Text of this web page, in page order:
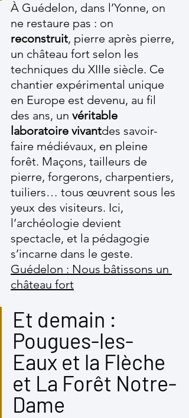
À Guédelon, dans l’Yonne, on
ne restaure pas : on
reconstruit, pierre après pierre,
un château fort selon les
techniques du XIIIe siècle. Ce
chantier expérimental unique
en Europe est devenu, au fil
des ans, un véritable
laboratoire vivantdes savoir-
faire médiévaux, en pleine
forêt. Maçons, tailleurs de
pierre, forgerons, charpentiers,
tuiliers… tous œuvrent sous les
yeux des visiteurs. Ici,
l’archéologie devient
spectacle, et la pédagogie
s’incarne dans le geste.
Guédelon : Nous bâtissons un
château fort
Et demain :
Pougues-les-
Eaux et la Flèche
et La Forêt Notre-
Dame